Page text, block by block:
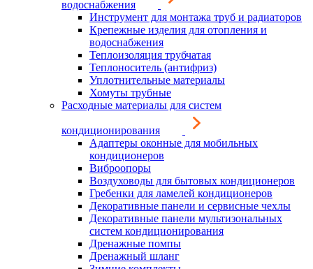
водоснабжения
Инструмент для монтажа труб и радиаторов
Крепежные изделия для отопления и
водоснабжения
Теплоизоляция трубчатая
Теплоноситель (антифриз)
Уплотнительные материалы
Хомуты трубные
Расходные материалы для систем
кондиционирования
Адаптеры оконные для мобильных
кондиционеров
Виброопоры
Воздуховоды для бытовых кондиционеров
Гребенки для ламелей кондиционеров
Декоративные панели и сервисные чехлы
Декоративные панели мультизональных
систем кондиционирования
Дренажные помпы
Дренажный шланг